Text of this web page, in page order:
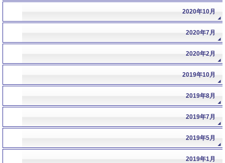
2020年10月
2020年7月
2020年2月
2019年10月
2019年8月
2019年7月
2019年5月
2019年1月